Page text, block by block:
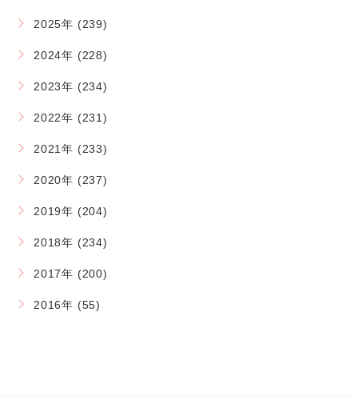
2025年 (239)
2024年 (228)
2023年 (234)
2022年 (231)
2021年 (233)
2020年 (237)
2019年 (204)
2018年 (234)
2017年 (200)
2016年 (55)